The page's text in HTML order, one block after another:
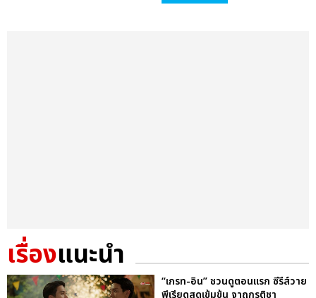
เรื่องแนะนำ
“เกรท-อิน” ชวนดูตอนแรก ซีรีส์วาย